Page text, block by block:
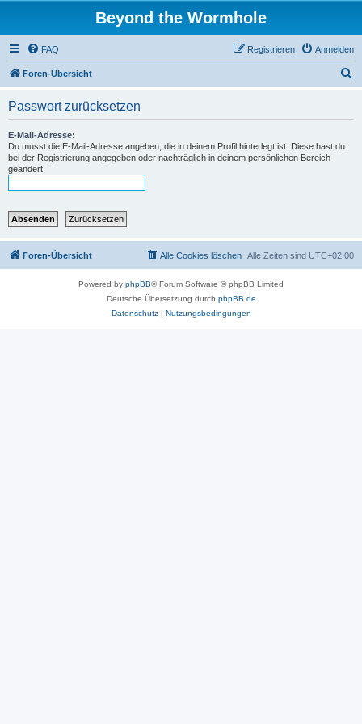
Beyond the Wormhole
FAQ Anmelden
Registrieren
Foren-Übersicht
Passwort zurücksetzen
E-Mail-Adresse:
Du musst die E-Mail-Adresse angeben, die in deinem Profil hinterlegt ist. Diese hast du
bei der Registrierung angegeben oder nachträglich in deinem persönlichen Bereich
geändert.
Foren-Übersicht Alle Zeiten sind UTC+02:00
Alle Cookies löschen
Powered by phpBB® Forum Software © phpBB Limited
Deutsche Übersetzung durch phpBB.de
Datenschutz| Nutzungsbedingungen